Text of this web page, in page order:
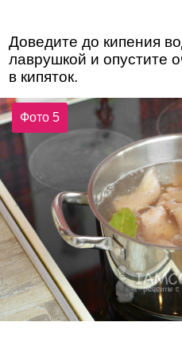
Доведите до кипения
лаврушкой и опустите
в кипяток.
Фото 5